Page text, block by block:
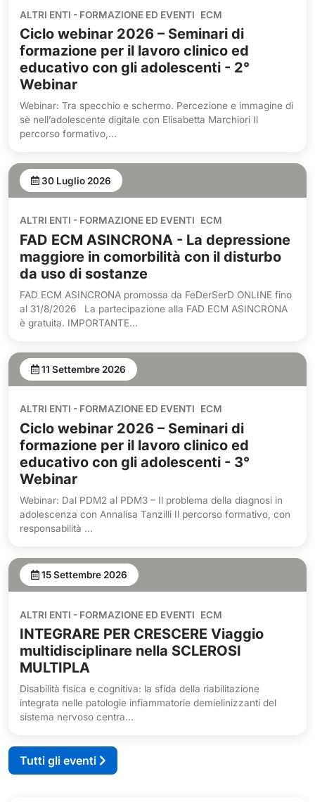
ALTRI ENTI - FORMAZIONE ED EVENTI ECM
Ciclo webinar 2026 – Seminari di
formazione per il lavoro clinico ed
educativo con gli adolescenti - 2°
Webinar
Webinar: Tra specchio e schermo. Percezione e immagine di
sè nell’adolescente digitale con Elisabetta Marchiori Il
percorso formativo,...
30 Luglio 2026
ALTRI ENTI - FORMAZIONE ED EVENTI ECM
FAD ECM ASINCRONA - La depressione
maggiore in comorbilità con il disturbo
da uso di sostanze
FAD ECM ASINCRONA promossa da FeDerSerD ONLINE fino
al 31/8/2026 La partecipazione alla FAD ECM ASINCRONA
è gratuita. IMPORTANTE...
11 Settembre 2026
ALTRI ENTI - FORMAZIONE ED EVENTI ECM
Ciclo webinar 2026 – Seminari di
formazione per il lavoro clinico ed
educativo con gli adolescenti - 3°
Webinar
Webinar: Dal PDM2 al PDM3 – Il problema della diagnosi in
adolescenza con Annalisa Tanzilli Il percorso formativo, con
responsabilità ...
15 Settembre 2026
ALTRI ENTI - FORMAZIONE ED EVENTI ECM
INTEGRARE PER CRESCERE Viaggio
multidisciplinare nella SCLEROSI
MULTIPLA
Disabilità fisica e cognitiva: la sfida della riabilitazione
integrata nelle patologie infiammatorie demielinizzanti del
sistema nervoso centra...
Tutti gli eventi